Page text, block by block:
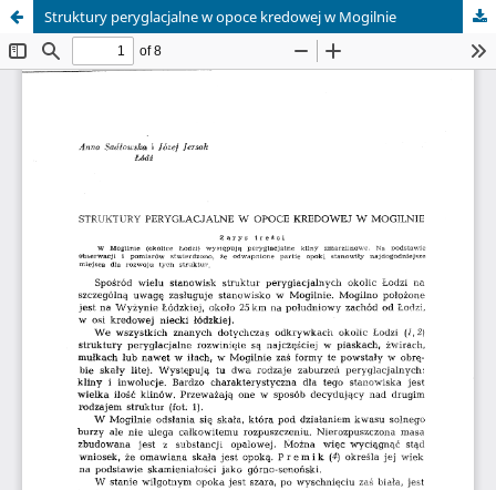
Struktury peryglacjalne w opoce kredowej w Mogilnie